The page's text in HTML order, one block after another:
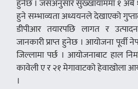
हुनेछ । जसअनुसार सुख्खायाममा १ अर्ब
हुने सम्भाव्यता अध्ययनले देखाएको
डीपीआर तयारपछि लागत र
जानकारी प्राप्त हुनेछ । आयोजना पूर्वी
जिल्लामा पर्छ । आयोजनाबाट हाल
कावेली ए र २१ मेगावाटको हेवाखोला
।